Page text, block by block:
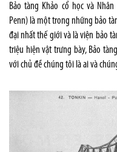
Bảo tàng Khảo cổ học và
Penn) là một trong những bảo
đại nhất thế giới và là viện bảo
triệu hiện vật trưng bày, Bảo
với chủ đề chúng tôi là ai và